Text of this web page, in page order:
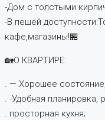
-Дом с толстыми
-В пешей
кафе,магазины!🏪
🏡О КВАРТИРЕ:
. — Хорошее
. -Удобная планировка,
. просторная кухня;